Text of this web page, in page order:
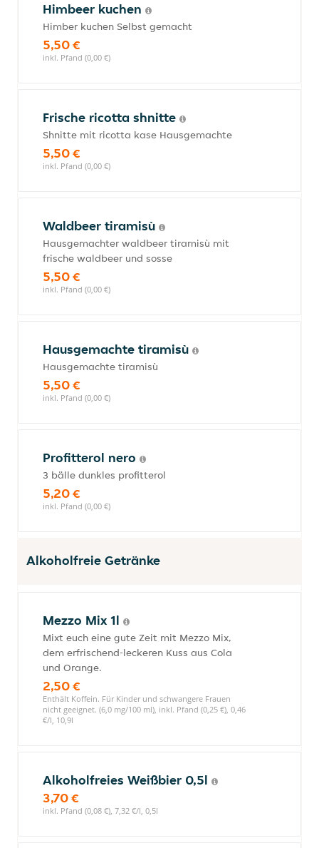
Himbeer kuchen
Himber kuchen Selbst gemacht
5,50 €
inkl. Pfand (0,00 €)
Frische ricotta shnitte
Shnitte mit ricotta kase Hausgemachte
5,50 €
inkl. Pfand (0,00 €)
Waldbeer tiramisù
Hausgemachter waldbeer tiramisù mit
frische waldbeer und sosse
5,50 €
inkl. Pfand (0,00 €)
Hausgemachte tiramisù
Hausgemachte tiramisù
5,50 €
inkl. Pfand (0,00 €)
Profitterol nero
3 bälle dunkles profitterol
5,20 €
inkl. Pfand (0,00 €)
Alkoholfreie Getränke
Mezzo Mix 1l
Mixt euch eine gute Zeit mit Mezzo Mix,
dem erfrischend-leckeren Kuss aus Cola
und Orange.
2,50 €
Enthält Koffein. Für Kinder und schwangere Frauen
nicht geeignet. (6,0 mg/100 ml), inkl. Pfand (0,25 €), 0,46
€/l, 10,9l
Alkoholfreies Weißbier 0,5l
3,70 €
inkl. Pfand (0,08 €), 7,32 €/l, 0,5l